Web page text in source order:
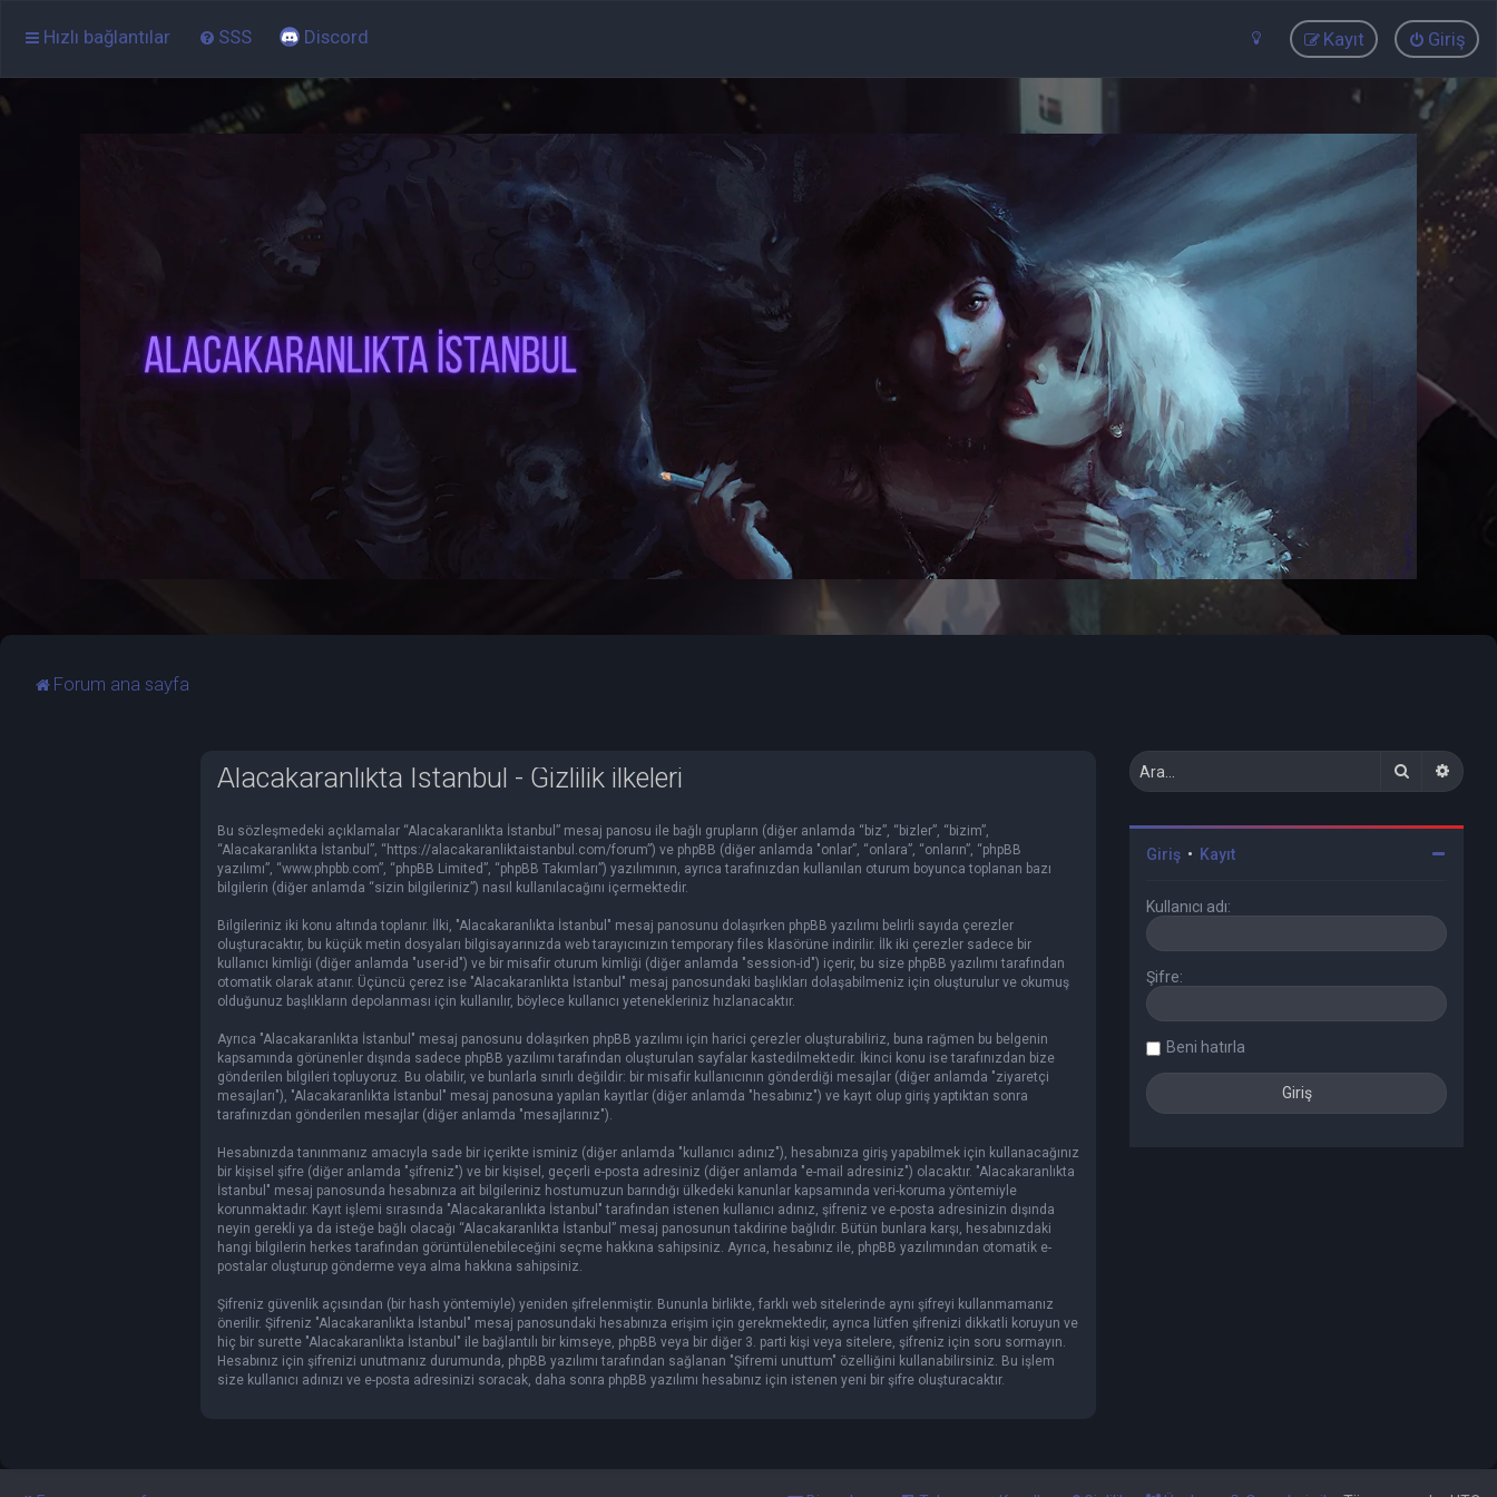
Hızlı bağlantılar SSS Discord Giriş
Kayıt
Forum ana sayfa
Alacakaranlıkta İstanbul - Gizlilik ilkeleri
Bu sözleşmedeki açıklamalar “Alacakaranlıkta İstanbul” mesaj panosu ile bağlı grupların (diğer anlamda “biz”, “bizler”, “bizim”,
“Alacakaranlıkta İstanbul”, “https://alacakaranliktaistanbul.com/forum”) ve phpBB (diğer anlamda "onlar”, “onlara”, “onların”, “phpBB
yazılımı”, “www.phpbb.com”, “phpBB Limited”, “phpBB Takımları”) yazılımının, ayrıca tarafınızdan kullanılan oturum boyunca toplanan bazı
bilgilerin (diğer anlamda “sizin bilgileriniz”) nasıl kullanılacağını içermektedir.
Bilgileriniz iki konu altında toplanır. İlki, "Alacakaranlıkta İstanbul" mesaj panosunu dolaşırken phpBB yazılımı belirli sayıda çerezler
oluşturacaktır, bu küçük metin dosyaları bilgisayarınızda web tarayıcınızın temporary files klasörüne indirilir. İlk iki çerezler sadece bir
kullanıcı kimliği (diğer anlamda "user-id") ve bir misafir oturum kimliği (diğer anlamda "session-id") içerir, bu size phpBB yazılımı tarafından
otomatik olarak atanır. Üçüncü çerez ise "Alacakaranlıkta İstanbul" mesaj panosundaki başlıkları dolaşabilmeniz için oluşturulur ve okumuş
olduğunuz başlıkların depolanması için kullanılır, böylece kullanıcı yetenekleriniz hızlanacaktır.
Ayrıca "Alacakaranlıkta İstanbul" mesaj panosunu dolaşırken phpBB yazılımı için harici çerezler oluşturabiliriz, buna rağmen bu belgenin
kapsamında görünenler dışında sadece phpBB yazılımı tarafından oluşturulan sayfalar kastedilmektedir. İkinci konu ise tarafınızdan bize
gönderilen bilgileri topluyoruz. Bu olabilir, ve bunlarla sınırlı değildir: bir misafir kullanıcının gönderdiği mesajlar (diğer anlamda "ziyaretçi
mesajları"), "Alacakaranlıkta İstanbul" mesaj panosuna yapılan kayıtlar (diğer anlamda "hesabınız") ve kayıt olup giriş yaptıktan sonra
tarafınızdan gönderilen mesajlar (diğer anlamda "mesajlarınız").
Hesabınızda tanınmanız amacıyla sade bir içerikte isminiz (diğer anlamda "kullanıcı adınız"), hesabınıza giriş yapabilmek için kullanacağınız
bir kişisel şifre (diğer anlamda "şifreniz") ve bir kişisel, geçerli e-posta adresiniz (diğer anlamda "e-mail adresiniz") olacaktır. "Alacakaranlıkta
İstanbul" mesaj panosunda hesabınıza ait bilgileriniz hostumuzun barındığı ülkedeki kanunlar kapsamında veri-koruma yöntemiyle
korunmaktadır. Kayıt işlemi sırasında "Alacakaranlıkta İstanbul" tarafından istenen kullanıcı adınız, şifreniz ve e-posta adresinizin dışında
neyin gerekli ya da isteğe bağlı olacağı “Alacakaranlıkta İstanbul” mesaj panosunun takdirine bağlıdır. Bütün bunlara karşı, hesabınızdaki
hangi bilgilerin herkes tarafından görüntülenebileceğini seçme hakkına sahipsiniz. Ayrıca, hesabınız ile, phpBB yazılımından otomatik e-
postalar oluşturup gönderme veya alma hakkına sahipsiniz.
Şifreniz güvenlik açısından (bir hash yöntemiyle) yeniden şifrelenmiştir. Bununla birlikte, farklı web sitelerinde aynı şifreyi kullanmamanız
önerilir. Şifreniz "Alacakaranlıkta İstanbul" mesaj panosundaki hesabınıza erişim için gerekmektedir, ayrıca lütfen şifrenizi dikkatli koruyun ve
hiç bir surette "Alacakaranlıkta İstanbul" ile bağlantılı bir kimseye, phpBB veya bir diğer 3. parti kişi veya sitelere, şifreniz için soru sormayın.
Hesabınız için şifrenizi unutmanız durumunda, phpBB yazılımı tarafından sağlanan "Şifremi unuttum" özelliğini kullanabilirsiniz. Bu işlem
size kullanıcı adınızı ve e-posta adresinizi soracak, daha sonra phpBB yazılımı hesabınız için istenen yeni bir şifre oluşturacaktır.
Giriş • Kayıt
Kullanıcı adı:
Şifre:
Beni hatırla